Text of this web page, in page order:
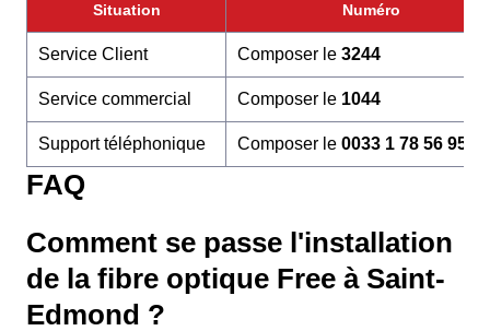
Situation Numéro
Service Client Composer le 3244
Service commercial Composer le 1044
Support téléphonique Composer le 0033 1 78 56 95 60
FAQ
Comment se passe l'installation
de la fibre optique Free à Saint-
Edmond ?